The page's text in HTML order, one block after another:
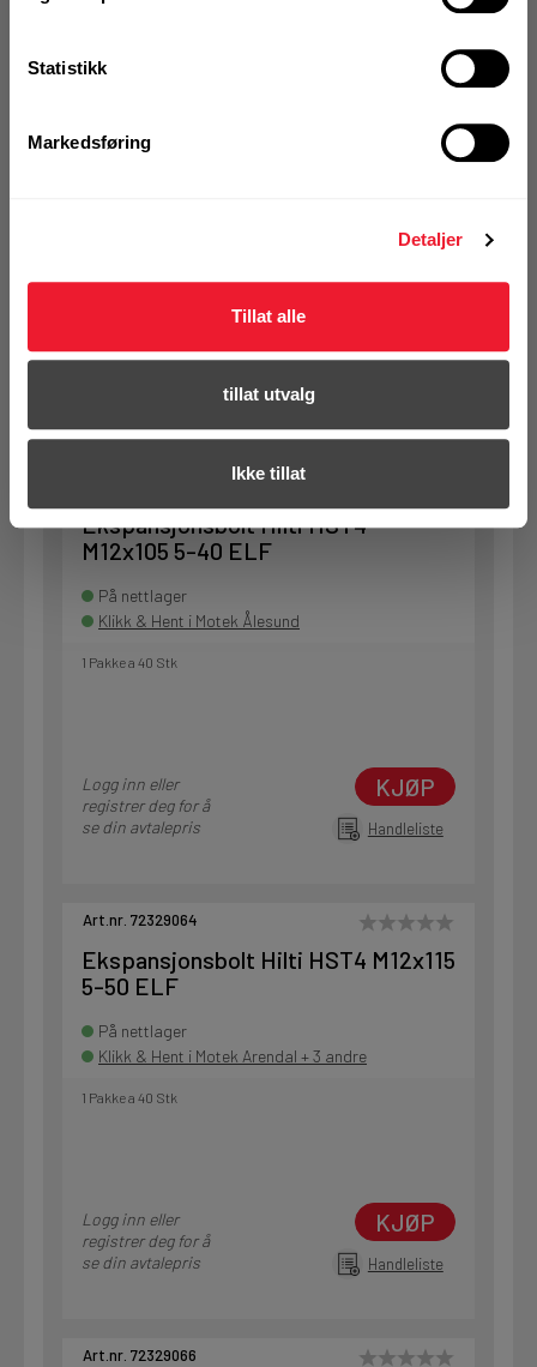
Statistikk
Markedsføring
Detaljer
Tillat alle
tillat utvalg
Ikke tillat
Art.nr. 72408287
5-30 ELF
Logg inn eller
KJØP
Ekspansjonsbolt Hilti HST4
M12x105 5-40 ELF
På nettlager
Klikk & Hent i Motek Ålesund
1 Pakke a 40 Stk
Logg inn eller
registrer deg for å
se din avtalepris
KJØP
Handleliste
Art.nr. 72329064
Ekspansjonsbolt Hilti HST4 M12x115
5-50 ELF
På nettlager
Klikk & Hent i Motek Arendal + 3 andre
1 Pakke a 40 Stk
Logg inn eller
registrer deg for å
se din avtalepris
KJØP
Handleliste
Art.nr. 72329066